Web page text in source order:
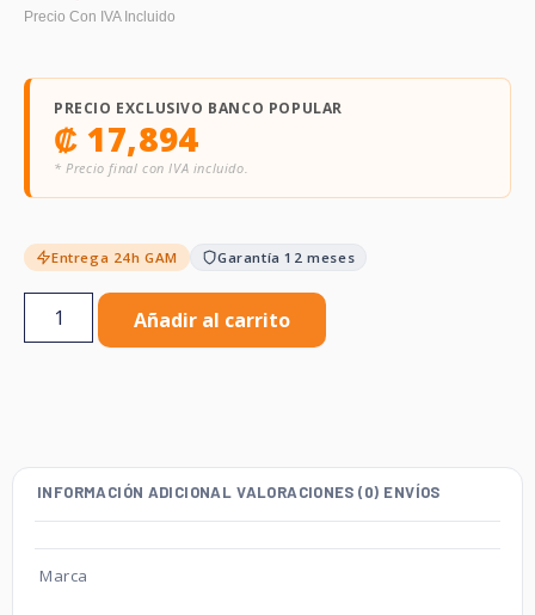
PRECIO EXCLUSIVO BANCO POPULAR
₡ 17,894
* Precio final con IVA incluido.
Entrega 24h GAM Garantía 12 meses
Añadir al carrito
INFORMACIÓN ADICIONAL VALORACIONES (0) ENVÍOS
Marca